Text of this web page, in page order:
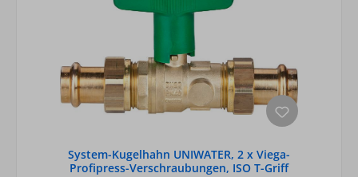
System-Kugelhahn UNIWATER, 2 x Viega-
Profipress-Verschraubungen, ISO T-Griff